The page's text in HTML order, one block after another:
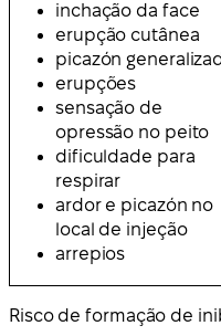
inchação da face
erupção cutânea
picazón
erupções
sensação de
opressão no peito
dificuldade para
respirar
ardor e picazón no
local de injeção
arrepios
Risco de formação de